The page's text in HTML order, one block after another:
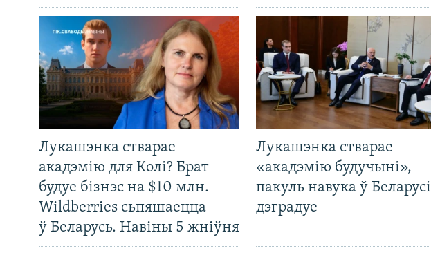
Лукашэнка стварае
акадэмію для Колі? Брат
будуе бізнэс на $10 млн.
Wildberries сьпяшаецца
ў Беларусь. Навіны 5 жніўня
Лукашэнка стварае
«акадэмію будучыні»,
пакуль навука ў Беларусі
дэградуе